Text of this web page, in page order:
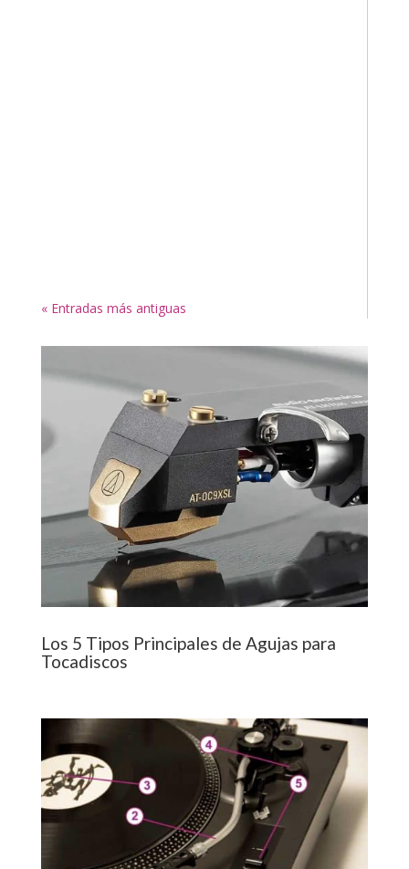
« Entradas más antiguas
Los 5 Tipos Principales de Agujas para
Tocadiscos